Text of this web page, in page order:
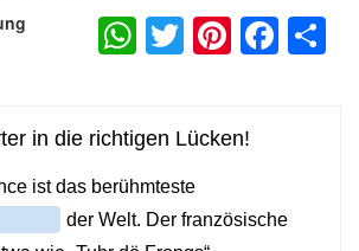
WhatsApp
Twitter